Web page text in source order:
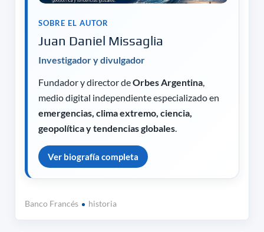
SOBRE EL AUTOR
Juan Daniel Missaglia
Investigador y divulgador
Fundador y director deOrbes Argentina,
medio digital independiente especializado en
emergencias, clima extremo, ciencia,
geopolítica y tendencias globales.
Ver biografía completa
Banco Francés historia